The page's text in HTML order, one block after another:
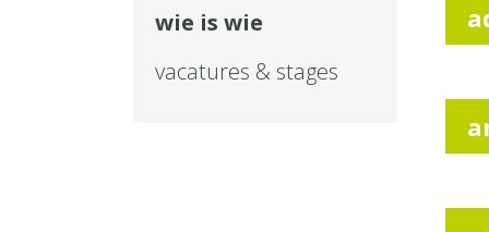
wie is wie
vacatures & stages